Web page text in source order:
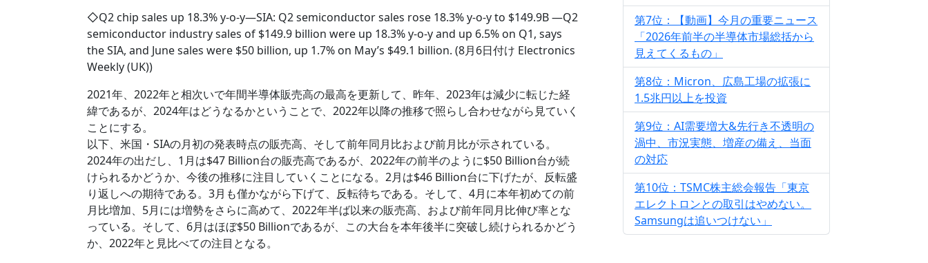
◇Q2 chip sales up 18.3% y-o-y―SIA: Q2 semiconductor sales rose 18.3% y-o-y to $149.9B ―Q2
semiconductor industry sales of $149.9 billion were up 18.3% y-o-y and up 6.5% on Q1, says
the SIA, and June sales were $50 billion, up 1.7% on May’s $49.1 billion. (8月6日付け Electronics
Weekly (UK))
2021年、2022年と相次いで年間半導体販売高の最高を更新して、昨年、2023年は減少に転じた経
緯であるが、2024年はどうなるかということで、2022年以降の推移で照らし合わせながら見ていく
ことにする。
以下、米国・SIAの月初の発表時点の販売高、そして前年同月比および前月比が示されている。
2024年の出だし、1月は$47 Billion台の販売高であるが、2022年の前半のように$50 Billion台が続
けられるかどうか、今後の推移に注目していくことになる。2月は$46 Billion台に下げたが、反転盛
り返しへの期待である。3月も僅かながら下げて、反転待ちである。そして、4月に本年初めての前
月比増加、5月には増勢をさらに高めて、2022年半ば以来の販売高、および前年同月比伸び率とな
っている。そして、6月はほぼ$50 Billionであるが、この大台を本年後半に突破し続けられるかどう
か、2022年と見比べての注目となる。
第7位：【動画】今月の重要ニュース
「2026年前半の半導体市場総括から
見えてくるもの」
第8位：Micron、広島工場の拡張に
1.5兆円以上を投資
第9位：AI需要増大&先行き不透明の
渦中、市況実態、増産の備え、当面
の対応
第10位：TSMC株主総会報告「東京
エレクトロンとの取引はやめない。
Samsungは追いつけない」